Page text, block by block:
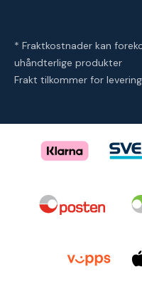
* Fraktkostnader kan
uhåndterlige produkter
Frakt tilkommer for